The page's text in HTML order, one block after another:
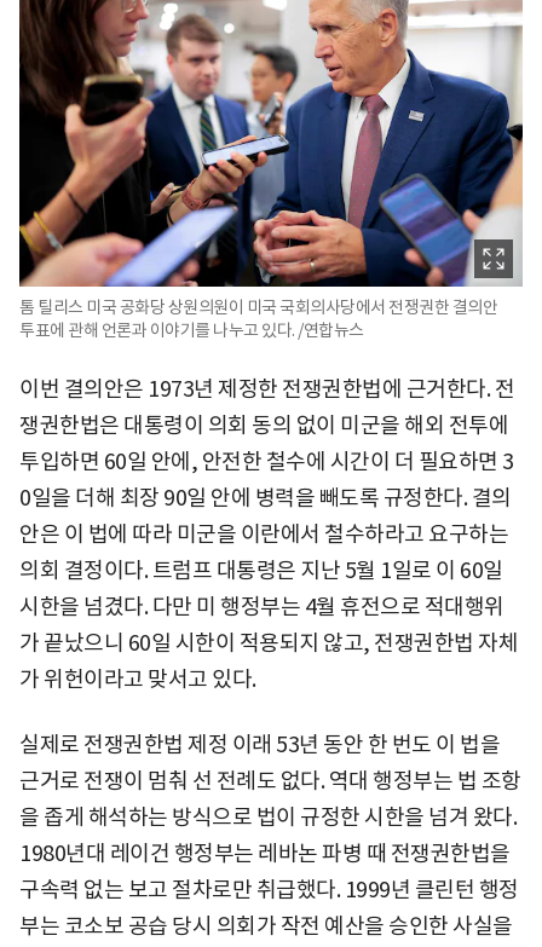
톰 틸리스 미국 공화당 상원의원이 미국 국회의사당에서 전쟁권한 결의안
투표에 관해 언론과 이야기를 나누고 있다. /연합뉴스
이번 결의안은 1973년 제정한 전쟁권한법에 근거한다. 전
쟁권한법은 대통령이 의회 동의 없이 미군을 해외 전투에
투입하면 60일 안에, 안전한 철수에 시간이 더 필요하면 3
0일을 더해 최장 90일 안에 병력을 빼도록 규정한다. 결의
안은 이 법에 따라 미군을 이란에서 철수하라고 요구하는
의회 결정이다. 트럼프 대통령은 지난 5월 1일로 이 60일
시한을 넘겼다. 다만 미 행정부는 4월 휴전으로 적대행위
가 끝났으니 60일 시한이 적용되지 않고, 전쟁권한법 자체
가 위헌이라고 맞서고 있다.
실제로 전쟁권한법 제정 이래 53년 동안 한 번도 이 법을
근거로 전쟁이 멈춰 선 전례도 없다. 역대 행정부는 법 조항
을 좁게 해석하는 방식으로 법이 규정한 시한을 넘겨 왔다.
1980년대 레이건 행정부는 레바논 파병 때 전쟁권한법을
구속력 없는 보고 절차로만 취급했다. 1999년 클린턴 행정
부는 코소보 공습 당시 의회가 작전 예산을 승인한 사실을